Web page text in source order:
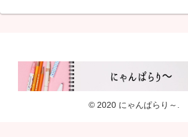
© 2020 にゃんぱらり～.